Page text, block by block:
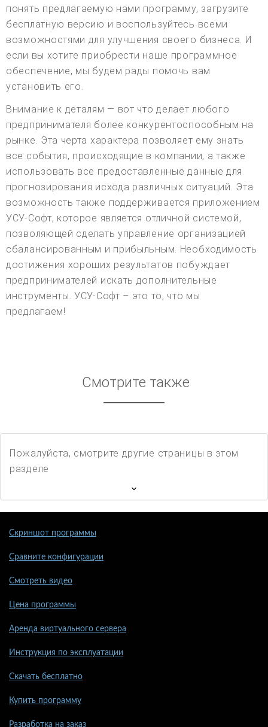
понять предлагаемую нами программу, загрузите
бесплатную версию и воспользуйтесь всеми
возможностями для улучшения своего бизнеса. И
если вы хотите приобрести наше программное
обеспечение, мы будем рады помочь вам
установить его.
Внимание к деталям — вот что делает любого
предпринимателя более конкурентоспособным на
рынке. Эта черта характера позволяет ему знать
все события, происходящие в компании, а также
использовать все предоставленные данные для
прогнозирования исхода различных ситуаций. Эта
возможность также поддерживается приложением
УСУ-Софт, которое является отличной системой,
позволяющей сделать управление организацией
сбалансированным и прибыльным. Необходимость
достижения хороших результатов побуждает
предпринимателей искать дополнительные
инструменты. УСУ-Софт – это то, что мы
предлагаем!
Смотрите также
Пожалуйста, смотрите другие страницы в этом
разделе
Скриншот программы
Сравните конфигурации
Смотреть видео
Цена программы
Аренда виртуального сервера
Инструкция по эксплуатации
Скачать бесплатно
Купить программу
Разработка на заказ